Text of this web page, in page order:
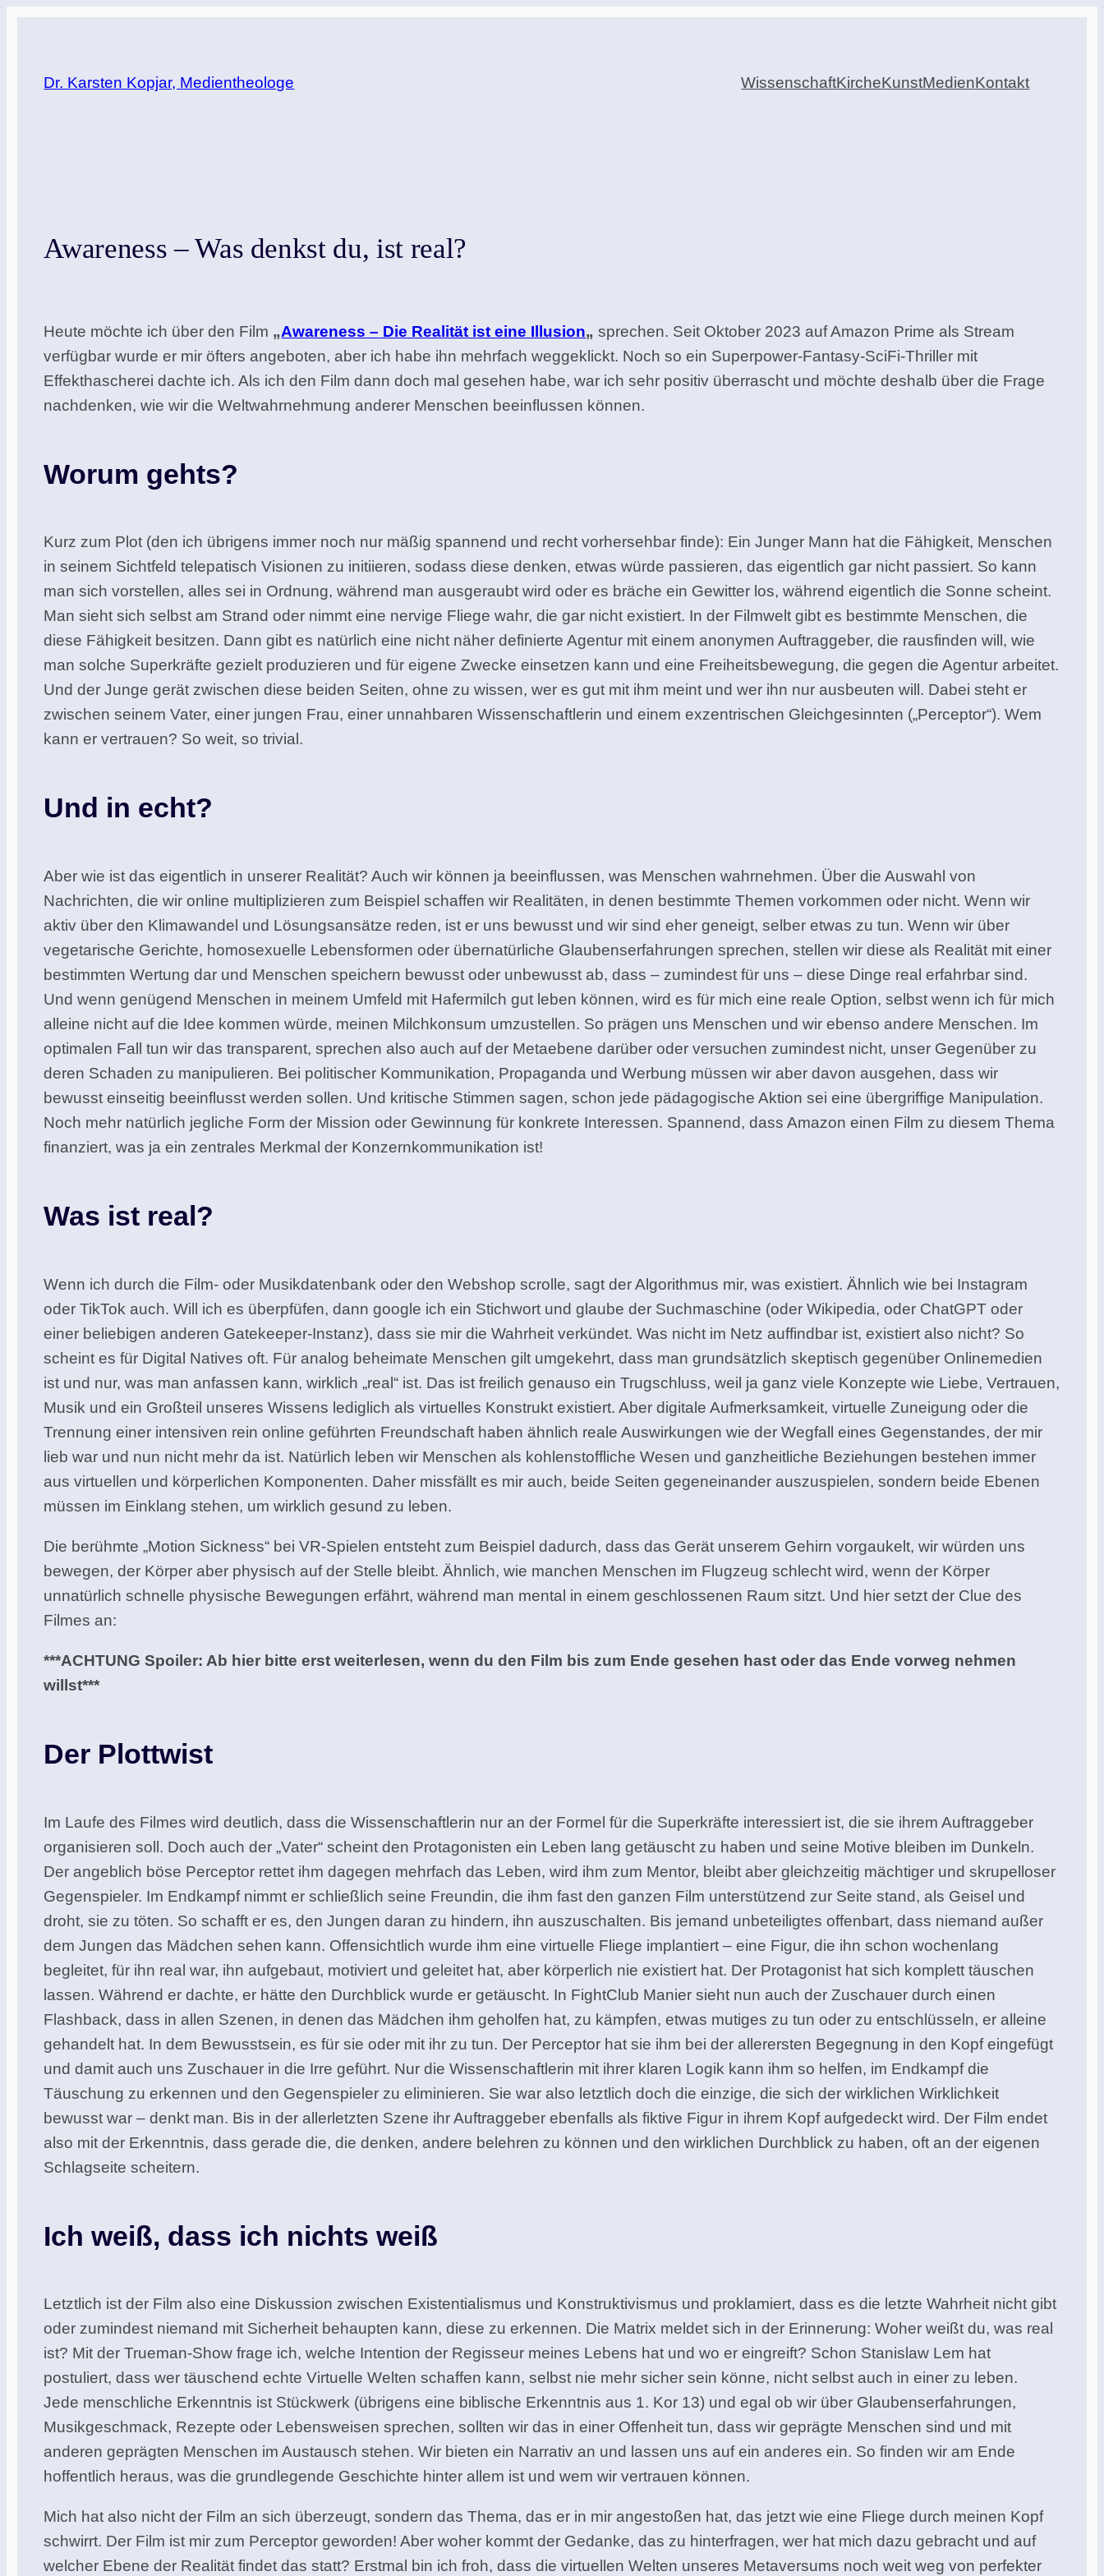
springen
Dr. Karsten Kopjar, Medientheologe WissenschaftKircheKunstMedienKontakt
Awareness – Was denkst du, ist real?
Heute möchte ich über den Film „Awareness – Die Realität ist eine Illusion„ sprechen. Seit Oktober 2023 auf Amazon Prime als Stream
verfügbar wurde er mir öfters angeboten, aber ich habe ihn mehrfach weggeklickt. Noch so ein Superpower-Fantasy-SciFi-Thriller mit
Effekthascherei dachte ich. Als ich den Film dann doch mal gesehen habe, war ich sehr positiv überrascht und möchte deshalb über die Frage
nachdenken, wie wir die Weltwahrnehmung anderer Menschen beeinflussen können.
Worum gehts?
Kurz zum Plot (den ich übrigens immer noch nur mäßig spannend und recht vorhersehbar finde): Ein Junger Mann hat die Fähigkeit, Menschen
in seinem Sichtfeld telepatisch Visionen zu initiieren, sodass diese denken, etwas würde passieren, das eigentlich gar nicht passiert. So kann
man sich vorstellen, alles sei in Ordnung, während man ausgeraubt wird oder es bräche ein Gewitter los, während eigentlich die Sonne scheint.
Man sieht sich selbst am Strand oder nimmt eine nervige Fliege wahr, die gar nicht existiert. In der Filmwelt gibt es bestimmte Menschen, die
diese Fähigkeit besitzen. Dann gibt es natürlich eine nicht näher definierte Agentur mit einem anonymen Auftraggeber, die rausfinden will, wie
man solche Superkräfte gezielt produzieren und für eigene Zwecke einsetzen kann und eine Freiheitsbewegung, die gegen die Agentur arbeitet.
Und der Junge gerät zwischen diese beiden Seiten, ohne zu wissen, wer es gut mit ihm meint und wer ihn nur ausbeuten will. Dabei steht er
zwischen seinem Vater, einer jungen Frau, einer unnahbaren Wissenschaftlerin und einem exzentrischen Gleichgesinnten („Perceptor“). Wem
kann er vertrauen? So weit, so trivial.
Und in echt?
Aber wie ist das eigentlich in unserer Realität? Auch wir können ja beeinflussen, was Menschen wahrnehmen. Über die Auswahl von
Nachrichten, die wir online multiplizieren zum Beispiel schaffen wir Realitäten, in denen bestimmte Themen vorkommen oder nicht. Wenn wir
aktiv über den Klimawandel und Lösungsansätze reden, ist er uns bewusst und wir sind eher geneigt, selber etwas zu tun. Wenn wir über
vegetarische Gerichte, homosexuelle Lebensformen oder übernatürliche Glaubenserfahrungen sprechen, stellen wir diese als Realität mit einer
bestimmten Wertung dar und Menschen speichern bewusst oder unbewusst ab, dass – zumindest für uns – diese Dinge real erfahrbar sind.
Und wenn genügend Menschen in meinem Umfeld mit Hafermilch gut leben können, wird es für mich eine reale Option, selbst wenn ich für mich
alleine nicht auf die Idee kommen würde, meinen Milchkonsum umzustellen. So prägen uns Menschen und wir ebenso andere Menschen. Im
optimalen Fall tun wir das transparent, sprechen also auch auf der Metaebene darüber oder versuchen zumindest nicht, unser Gegenüber zu
deren Schaden zu manipulieren. Bei politischer Kommunikation, Propaganda und Werbung müssen wir aber davon ausgehen, dass wir
bewusst einseitig beeinflusst werden sollen. Und kritische Stimmen sagen, schon jede pädagogische Aktion sei eine übergriffige Manipulation.
Noch mehr natürlich jegliche Form der Mission oder Gewinnung für konkrete Interessen. Spannend, dass Amazon einen Film zu diesem Thema
finanziert, was ja ein zentrales Merkmal der Konzernkommunikation ist!
Was ist real?
Wenn ich durch die Film- oder Musikdatenbank oder den Webshop scrolle, sagt der Algorithmus mir, was existiert. Ähnlich wie bei Instagram
oder TikTok auch. Will ich es überpfüfen, dann google ich ein Stichwort und glaube der Suchmaschine (oder Wikipedia, oder ChatGPT oder
einer beliebigen anderen Gatekeeper-Instanz), dass sie mir die Wahrheit verkündet. Was nicht im Netz auffindbar ist, existiert also nicht? So
scheint es für Digital Natives oft. Für analog beheimate Menschen gilt umgekehrt, dass man grundsätzlich skeptisch gegenüber Onlinemedien
ist und nur, was man anfassen kann, wirklich „real“ ist. Das ist freilich genauso ein Trugschluss, weil ja ganz viele Konzepte wie Liebe, Vertrauen,
Musik und ein Großteil unseres Wissens lediglich als virtuelles Konstrukt existiert. Aber digitale Aufmerksamkeit, virtuelle Zuneigung oder die
Trennung einer intensiven rein online geführten Freundschaft haben ähnlich reale Auswirkungen wie der Wegfall eines Gegenstandes, der mir
lieb war und nun nicht mehr da ist. Natürlich leben wir Menschen als kohlenstoffliche Wesen und ganzheitliche Beziehungen bestehen immer
aus virtuellen und körperlichen Komponenten. Daher missfällt es mir auch, beide Seiten gegeneinander auszuspielen, sondern beide Ebenen
müssen im Einklang stehen, um wirklich gesund zu leben.
Die berühmte „Motion Sickness“ bei VR-Spielen entsteht zum Beispiel dadurch, dass das Gerät unserem Gehirn vorgaukelt, wir würden uns
bewegen, der Körper aber physisch auf der Stelle bleibt. Ähnlich, wie manchen Menschen im Flugzeug schlecht wird, wenn der Körper
unnatürlich schnelle physische Bewegungen erfährt, während man mental in einem geschlossenen Raum sitzt. Und hier setzt der Clue des
Filmes an:
***ACHTUNG Spoiler: Ab hier bitte erst weiterlesen, wenn du den Film bis zum Ende gesehen hast oder das Ende vorweg nehmen
willst***
Der Plottwist
Im Laufe des Filmes wird deutlich, dass die Wissenschaftlerin nur an der Formel für die Superkräfte interessiert ist, die sie ihrem Auftraggeber
organisieren soll. Doch auch der „Vater“ scheint den Protagonisten ein Leben lang getäuscht zu haben und seine Motive bleiben im Dunkeln.
Der angeblich böse Perceptor rettet ihm dagegen mehrfach das Leben, wird ihm zum Mentor, bleibt aber gleichzeitig mächtiger und skrupelloser
Gegenspieler. Im Endkampf nimmt er schließlich seine Freundin, die ihm fast den ganzen Film unterstützend zur Seite stand, als Geisel und
droht, sie zu töten. So schafft er es, den Jungen daran zu hindern, ihn auszuschalten. Bis jemand unbeteiligtes offenbart, dass niemand außer
dem Jungen das Mädchen sehen kann. Offensichtlich wurde ihm eine virtuelle Fliege implantiert – eine Figur, die ihn schon wochenlang
begleitet, für ihn real war, ihn aufgebaut, motiviert und geleitet hat, aber körperlich nie existiert hat. Der Protagonist hat sich komplett täuschen
lassen. Während er dachte, er hätte den Durchblick wurde er getäuscht. In FightClub Manier sieht nun auch der Zuschauer durch einen
Flashback, dass in allen Szenen, in denen das Mädchen ihm geholfen hat, zu kämpfen, etwas mutiges zu tun oder zu entschlüsseln, er alleine
gehandelt hat. In dem Bewusstsein, es für sie oder mit ihr zu tun. Der Perceptor hat sie ihm bei der allerersten Begegnung in den Kopf eingefügt
und damit auch uns Zuschauer in die Irre geführt. Nur die Wissenschaftlerin mit ihrer klaren Logik kann ihm so helfen, im Endkampf die
Täuschung zu erkennen und den Gegenspieler zu eliminieren. Sie war also letztlich doch die einzige, die sich der wirklichen Wirklichkeit
bewusst war – denkt man. Bis in der allerletzten Szene ihr Auftraggeber ebenfalls als fiktive Figur in ihrem Kopf aufgedeckt wird. Der Film endet
also mit der Erkenntnis, dass gerade die, die denken, andere belehren zu können und den wirklichen Durchblick zu haben, oft an der eigenen
Schlagseite scheitern.
Ich weiß, dass ich nichts weiß
Letztlich ist der Film also eine Diskussion zwischen Existentialismus und Konstruktivismus und proklamiert, dass es die letzte Wahrheit nicht gibt
oder zumindest niemand mit Sicherheit behaupten kann, diese zu erkennen. Die Matrix meldet sich in der Erinnerung: Woher weißt du, was real
ist? Mit der Trueman-Show frage ich, welche Intention der Regisseur meines Lebens hat und wo er eingreift? Schon Stanislaw Lem hat
postuliert, dass wer täuschend echte Virtuelle Welten schaffen kann, selbst nie mehr sicher sein könne, nicht selbst auch in einer zu leben.
Jede menschliche Erkenntnis ist Stückwerk (übrigens eine biblische Erkenntnis aus 1. Kor 13) und egal ob wir über Glaubenserfahrungen,
Musikgeschmack, Rezepte oder Lebensweisen sprechen, sollten wir das in einer Offenheit tun, dass wir geprägte Menschen sind und mit
anderen geprägten Menschen im Austausch stehen. Wir bieten ein Narrativ an und lassen uns auf ein anderes ein. So finden wir am Ende
hoffentlich heraus, was die grundlegende Geschichte hinter allem ist und wem wir vertrauen können.
Mich hat also nicht der Film an sich überzeugt, sondern das Thema, das er in mir angestoßen hat, das jetzt wie eine Fliege durch meinen Kopf
schwirrt. Der Film ist mir zum Perceptor geworden! Aber woher kommt der Gedanke, das zu hinterfragen, wer hat mich dazu gebracht und auf
welcher Ebene der Realität findet das statt? Erstmal bin ich froh, dass die virtuellen Welten unseres Metaversums noch weit weg von perfekter